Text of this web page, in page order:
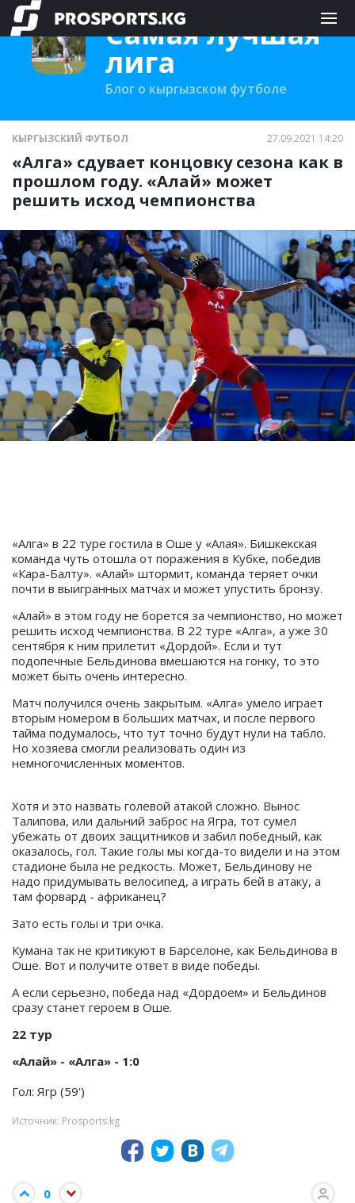
Самая лучшая
лига
Блог о кыргызском футболе
КЫРГЫЗСКИЙ ФУТБОЛ 27.09.2021 14:20
«Алга» сдувает концовку сезона как в
прошлом году. «Алай» может
решить исход чемпионства
«Алга» в 22 туре гостила в Оше у «Алая». Бишкекская
команда чуть отошла от поражения в Кубке, победив
«Кара-Балту». «Алай» штормит, команда теряет очки
почти в выигранных матчах и может упустить бронзу.
«Алай» в этом году не борется за чемпионство, но может
решить исход чемпионства. В 22 туре «Алга», а уже 30
сентября к ним прилетит «Дордой». Если и тут
подопечные Бельдинова вмешаются на гонку, то это
может быть очень интересно.
Матч получился очень закрытым. «Алга» умело играет
вторым номером в больших матчах, и после первого
тайма подумалось, что тут точно будут нули на табло.
Но хозяева смогли реализовать один из
немногочисленных моментов.
Хотя и это назвать голевой атакой сложно. Вынос
Талипова, или дальний заброс на Ягра, тот сумел
убежать от двоих защитников и забил победный, как
оказалось, гол. Такие голы мы когда-то видели и на этом
стадионе была не редкость. Может, Бельдинову не
надо придумывать велосипед, а играть бей в атаку, а
там форвард - африканец?
Зато есть голы и три очка.
Кумана так не критикуют в Барселоне, как Бельдинова в
Оше. Вот и получите ответ в виде победы.
А если серьезно, победа над «Дордоем» и Бельдинов
сразу станет героем в Оше.
22 тур
«Алай» - «Алга» - 1:0
Гол: Ягр (59')
Источник: Prosports.kg
0